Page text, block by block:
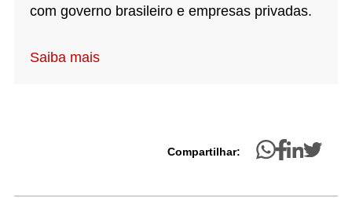
com governo brasileiro e empresas privadas.
Saiba mais
Compartilhar: